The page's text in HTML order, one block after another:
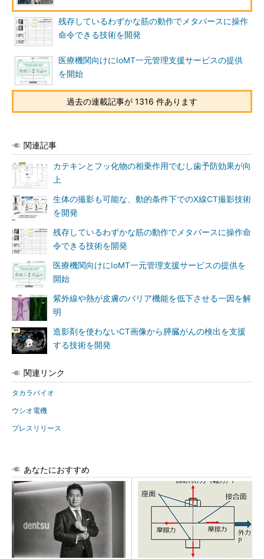
残存しているわずかな筋の動作でメタバースに操作
命令できる技術を開発
医療機関向けにIoMT一元管理支援サービスの提供
を開始
過去の連載記事が 1316 件あります
関連記事
カテキンとフッ化物の相乗作用でむし歯予防効果が向
上
生体の撮影も可能な、動的条件下でのX線CT撮影技術
を開発
残存しているわずかな筋の動作でメタバースに操作命
令できる技術を開発
医療機関向けにIoMT一元管理支援サービスの提供を
開始
紫外線や熱が皮膚のバリア機能を低下させる一因を解
明
造影剤を使わないCT画像から膵臓がんの検出を支援
する技術を開発
関連リンク
タカラバイオ
ウシオ電機
プレスリリース
あなたにおすすめ